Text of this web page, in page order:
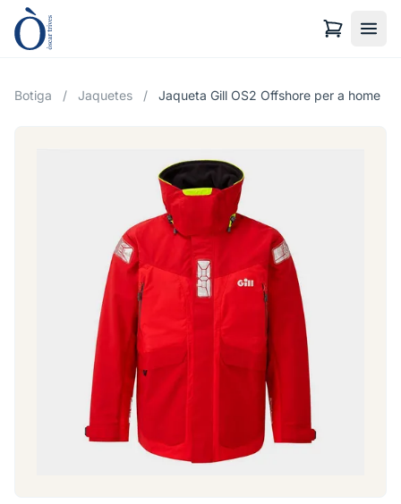
Botiga / Jaquetes / Jaqueta Gill OS2 Offshore per a home